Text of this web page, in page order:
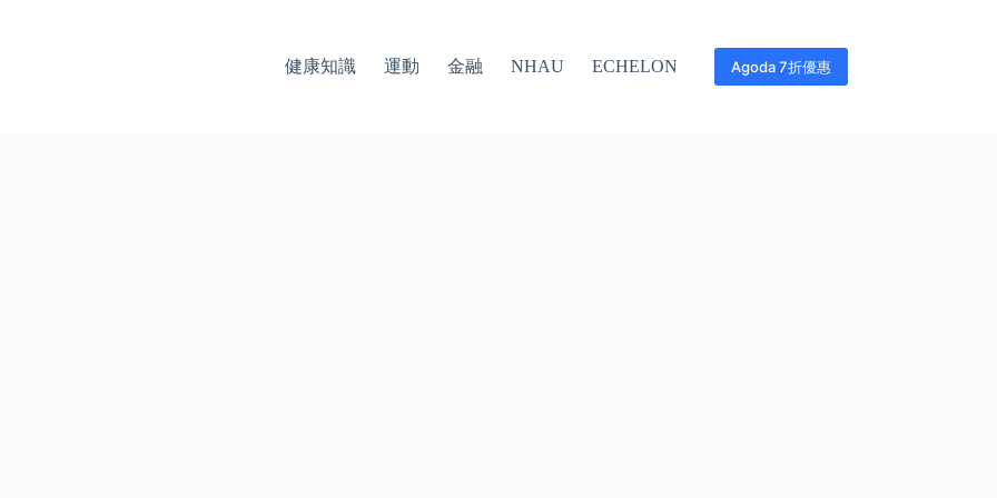
健康知識 運動 金融 NHAU ECHELON Agoda 7折優惠